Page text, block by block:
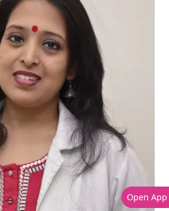
Open App